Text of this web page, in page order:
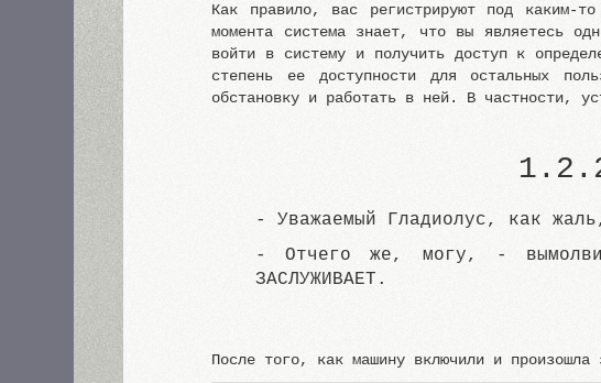
Как правило, вас регистрируют под каким-
момента система знает, что вы являетесь
войти в систему и получить доступ к
степень ее доступности для остальных
обстановку и работать в ней. В частности,
- Уважаемый Гладиолус, как
- Отчего же, могу, -
ЗАСЛУЖИВАЕТ.
После того, как машину включили и произошла